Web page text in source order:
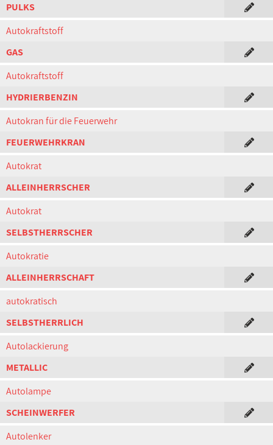
PULKS
Autokraftstoff
GAS
Autokraftstoff
HYDRIERBENZIN
Autokran für die Feuerwehr
FEUERWEHRKRAN
Autokrat
ALLEINHERRSCHER
Autokrat
SELBSTHERRSCHER
Autokratie
ALLEINHERRSCHAFT
autokratisch
SELBSTHERRLICH
Autolackierung
METALLIC
Autolampe
SCHEINWERFER
Autolenker